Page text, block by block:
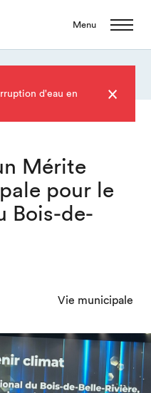
Menu
d'eau en
Mérite
pour le
Bois-de-
Vie municipale